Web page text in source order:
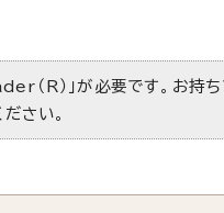
（R）」が必要です。お持
さい。